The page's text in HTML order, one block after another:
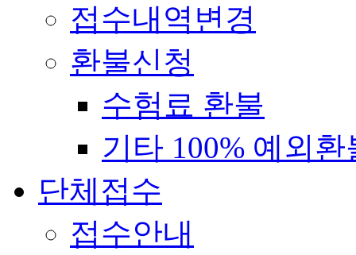
접수내역변경
환불신청
수험료 환불
기타 100% 예외환
단체접수
접수안내